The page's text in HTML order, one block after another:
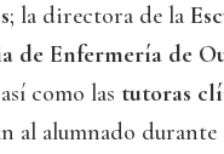
; la directora de la
de Enfermería de
como las tutoras
al alumnado durante